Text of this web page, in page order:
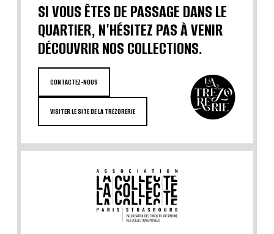
SI VOUS ÊTES DE PASSAGE DANS LE
QUARTIER, N'HÉSITEZ PAS À VENIR
DÉCOUVRIR NOS COLLECTIONS.
CONTACTEZ-NOUS
VISITER LE SITE DE LA TRÉZORERIE